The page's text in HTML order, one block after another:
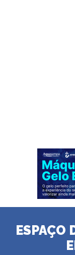
ESPAÇO